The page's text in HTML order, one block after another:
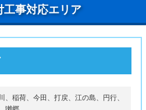
工事対応エリア
、稲荷、今田、打戻、江の島、円行、